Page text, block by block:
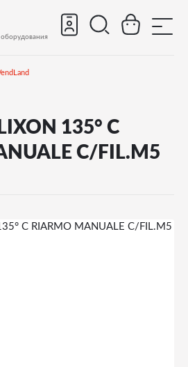
оборудования
135° C
C/FIL.M5